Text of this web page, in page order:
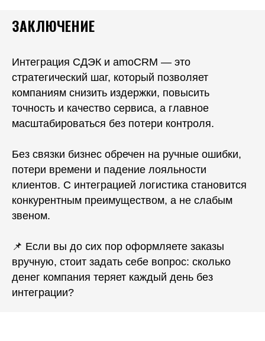
ЗАКЛЮЧЕНИЕ
Интеграция СДЭК и amoCRM — это
стратегический шаг, который позволяет
компаниям снизить издержки, повысить
точность и качество сервиса, а главное
масштабироваться без потери контроля.
Без связки бизнес обречен на ручные ошибки,
потери времени и падение лояльности
клиентов. С интеграцией логистика становится
конкурентным преимуществом, а не слабым
звеном.
📌 Если вы до сих пор оформляете заказы
вручную, стоит задать себе вопрос: сколько
денег компания теряет каждый день без
интеграции?